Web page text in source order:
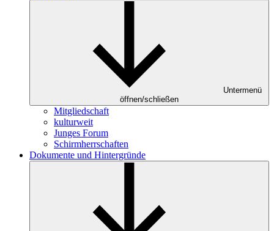
Untermenü
öffnen/schließen
Mitgliedschaft
kulturweit
Junges Forum
Schirmherrschaften
Dokumente und Hintergründe